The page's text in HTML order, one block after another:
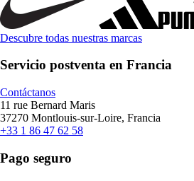
Descubre todas nuestras marcas
Servicio postventa en Francia
Contáctanos
11 rue Bernard Maris
37270 Montlouis-sur-Loire, Francia
+33 1 86 47 62 58
Pago seguro